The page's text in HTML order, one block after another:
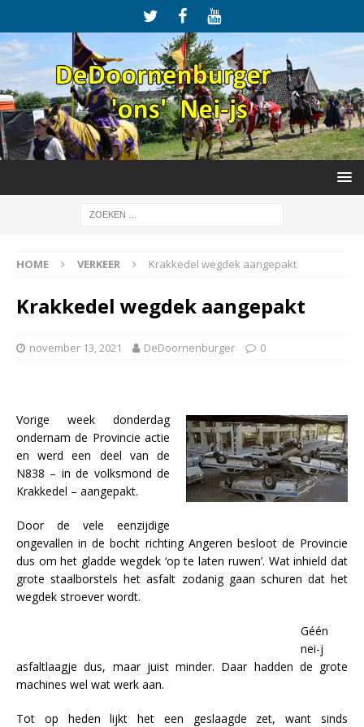
HOME VERKEER Krakkedel wegdek aangepakt
Krakkedel wegdek aangepakt
november 13, 2021 DeDoornenburger 0
Vorige week donderdag
ondernam de Provincie actie
en werd een deel van de
N838 – in de volksmond de
Krakkedel – aangepakt.
Door de vele eenzijdige
ongevallen in de bocht richting Angeren besloot de Provincie
dus om het gladde wegdek ‘op te laten ruwen’. Wat inhield dat
grote staalborstels het asfalt zodanig gaan schuren dat het
wegdek stroever wordt.
Géén
nei-j
asfaltlaagje dus, maar juist minder. Daar hadden de grote
machines wel wat werk aan.
Tot op heden lijkt het een geslaagde zet, want sinds